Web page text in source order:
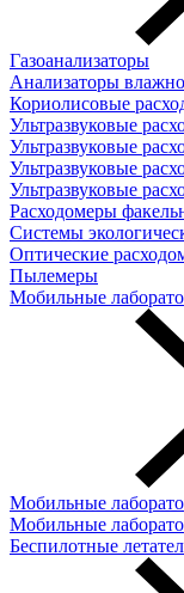
Газоанализаторы
Анализаторы
Кориолисовые
Ультразвуковые
Ультразвуковые
Ультразвуковые
Ультразвуковые
Расходомеры
Системы
Оптические
Пылемеры
Мобильные
Мобильные
Мобильные
Беспилотные